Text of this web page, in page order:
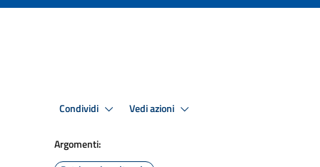
Condividi Vedi azioni
Argomenti: